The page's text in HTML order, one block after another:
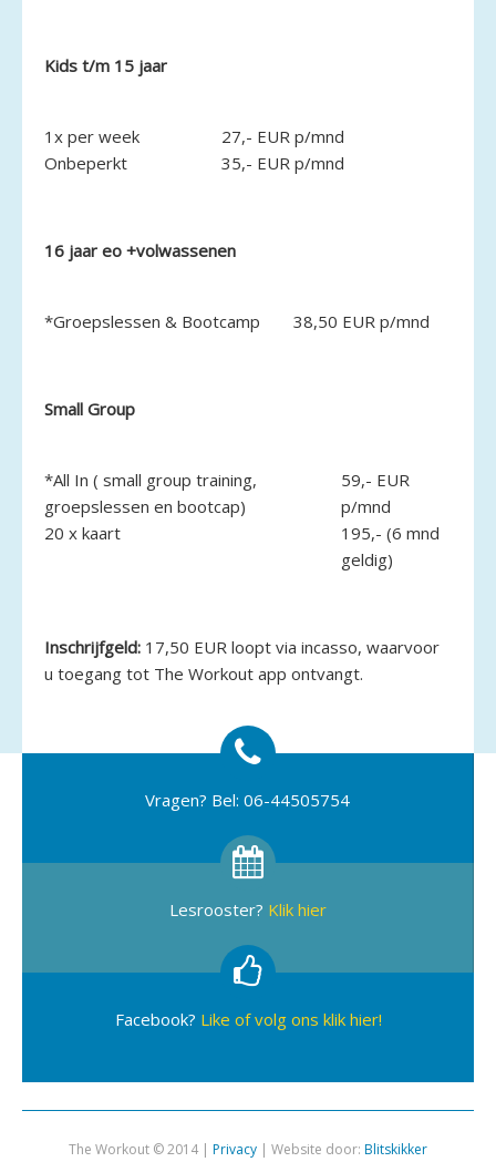
Kids t/m 15 jaar
1x per week
27,- EUR p/mnd
Onbeperkt
35,- EUR p/mnd
16 jaar eo +volwassenen
*Groepslessen & Bootcamp 38,50 EUR p/mnd
Small Group
*All In ( small group training,
groepslessen en bootcap)
59,- EUR
p/mnd
20 x kaart
195,- (6 mnd
geldig)
Inschrijfgeld: 17,50 EUR loopt via incasso, waarvoor
u toegang tot The Workout app ontvangt.
Vragen? Bel: 06-44505754
Lesrooster? Klik hier
Facebook? Like of volg ons klik hier!
The Workout © 2014 | Privacy | Website door: Blitskikker